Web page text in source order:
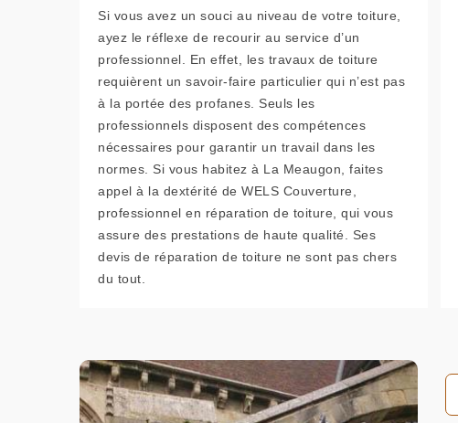
Si vous avez un souci au niveau de votre toiture,
ayez le réflexe de recourir au service d’un
professionnel. En effet, les travaux de toiture
requièrent un savoir-faire particulier qui n’est pas
à la portée des profanes. Seuls les
professionnels disposent des compétences
nécessaires pour garantir un travail dans les
normes. Si vous habitez à La Meaugon, faites
appel à la dextérité de WELS Couverture,
professionnel en réparation de toiture, qui vous
assure des prestations de haute qualité. Ses
devis de réparation de toiture ne sont pas chers
du tout.